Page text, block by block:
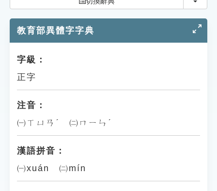
貓頭鷹博士
教育部異體字字典
字級：
正字
注音：
㈠ㄒㄩㄢˊ ㈡ㄇㄧㄣˊ
漢語拼音：
㈠xuán ㈡mín